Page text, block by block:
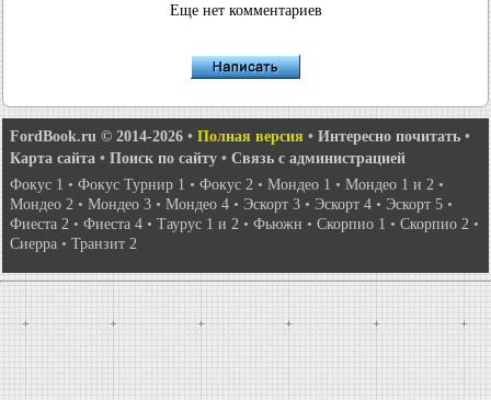
Еще нет комментариев
FordBook.ru © 2014-2026 • Полная версия • Интересно почитать •
Карта сайта • Поиск по сайту • Связь с администрацией
Фокус 1 • Фокус Турнир 1 • Фокус 2 • Мондео 1 • Мондео 1 и 2 •
Мондео 2 • Мондео 3 • Мондео 4 • Эскорт 3 • Эскорт 4 • Эскорт 5 •
Фиеста 2 • Фиеста 4 • Таурус 1 и 2 • Фьюжн • Скорпио 1 • Скорпио 2 •
Сиерра • Транзит 2